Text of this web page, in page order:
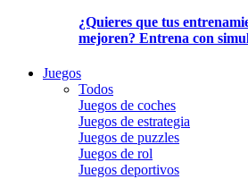
¿Quieres que tus
mejoren? Entrena con
Juegos
Todos
Juegos de coches
Juegos de estrategia
Juegos de puzzles
Juegos de rol
Juegos deportivos